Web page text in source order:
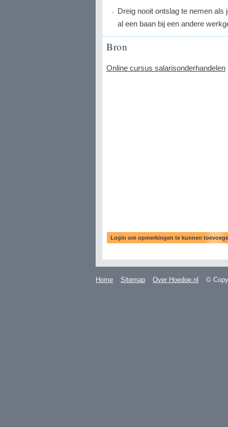
Dreig nooit ontslag te nemen als
al een baan bij een andere
Bron
Online cursus salarisonderhandelen
Home Sitemap Over Hoedoe.nl ©